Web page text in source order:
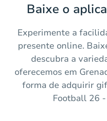
Baixe o
Experimente a
presente online.
descubra a
oferecemos em
forma de adquirir
Football 26